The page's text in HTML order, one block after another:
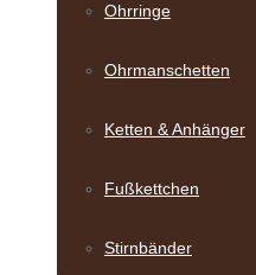
Ohrringe
Ohrmanschetten
Ketten & Anhänger
Fußkettchen
Stirnbänder